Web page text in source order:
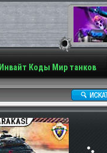
Инвайт Коды Мир танков